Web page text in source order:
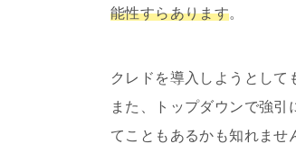
能性すらあります。
クレドを導入しようとして
また、トップダウンで強
てこともあるかも知れませ